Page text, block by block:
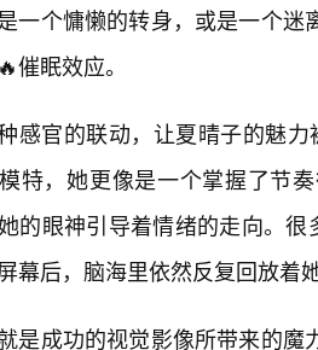
一个慵懒的转身，或是一个
催眠效应。
感官的联动，让夏晴子的魅
特，她更像是一个掌握了节
的眼神引导着情绪的走向。
幕后，脑海里依然反复回放着
是成功的视觉影像所带来的